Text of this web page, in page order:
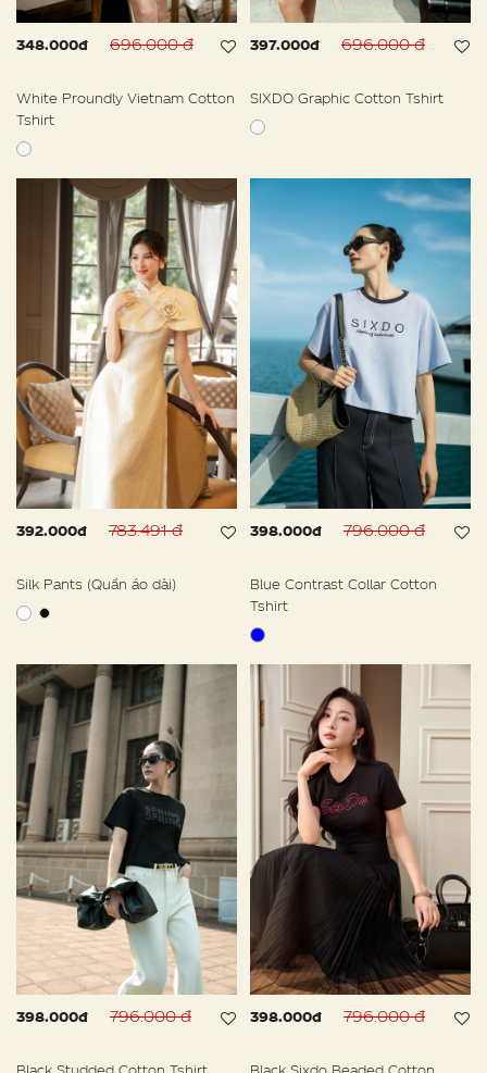
348.000đ 696.000 đ
White Proundly Vietnam Cotton
Tshirt
397.000đ 696.000 đ
SIXDO Graphic Cotton Tshirt
392.000đ 783.491 đ
Silk Pants (Quần áo dài)
398.000đ 796.000 đ
Blue Contrast Collar Cotton
Tshirt
398.000đ 796.000 đ
Black Studded Cotton Tshirt
398.000đ 796.000 đ
Black Sixdo Beaded Cotton